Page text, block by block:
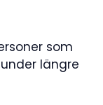
som
längre